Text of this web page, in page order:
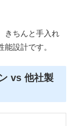
きちんと手入れ
能設計です。
vs 他社製